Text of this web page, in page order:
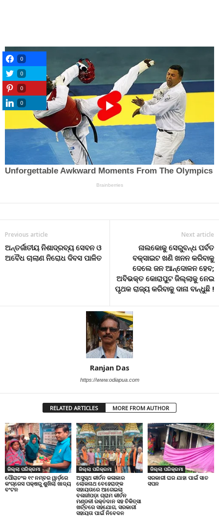
Previous article
ଅନ୍ତର୍ଜାତୀୟ ନିଶାଦ୍ରବ୍ୟ ସେବନ ଓ
ଅବୈଧ ଚାଲାଣ ନିରୋଧ ଦିବସ ପାଳିତ
Next article
ନାଲକୋକୁ ସେରୁବନ୍ଧ ପର୍ବତ
ବକ୍ସାଇଟ ଖଣି ଖନନ କରିବାକୁ
ଦେଲେ ଜନ ଆନ୍ଦୋଳନ ହେବ;
ଅବିଭକ୍ତ କୋରାପୁଟ ଜିଲ୍ଲାକୁ ନେଇ
ପୃଥକ ରାଜ୍ୟ କରିବାକୁ ଦାନା ବାନ୍ଧୁଛି !
Ranjan Das
https://www.odiapua.com
RELATED ARTICLES MORE FROM AUTHOR
ଜିଲ୍ଲା ପରିକ୍ରମା
ପୌରାଚଂଳ ୧୯ ନମ୍ବର ୱାର୍ଡ଼ରେ
କଂଗ୍ରେସ ପକ୍ଷରୁ ଶୁଖିଲା ଖାଦ୍ୟ
ବଂଟନ
ଜିଲ୍ଲା ପରିକ୍ରମା
ଅସୁସ୍ଥ କୀର୍ତନ କଳାକାର
ଲୋକନାଥ ବେହେରାଙ୍କ
ସହାୟତାରେ ଆଗେଇଲା
ବଳାଜୀପଡ଼ା ଗ୍ରାମ କୀର୍ତନ
ମଣ୍ଡଳୀ ରକ୍ତଦାନ ସହ ଚିକିତ୍ସା
ଖର୍ଚ୍ଚରେ ସହଯୋଗ, ସରକାରୀ
ସହାୟତା ପାଇଁ ନିବେଦନ
ଜିଲ୍ଲା ପରିକ୍ରମା
ସରକାରୀ ଘର ଯାହା ପାଇଁ ସାତ
ସପନ
0
0
0
0